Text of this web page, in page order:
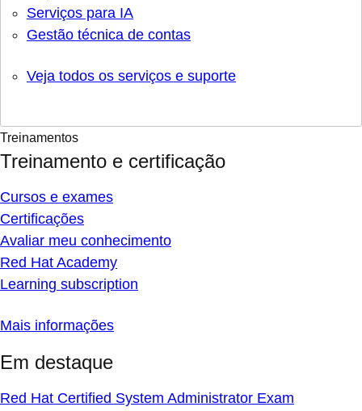
Serviços para IA
Gestão técnica de contas
Veja todos os serviços e suporte
Treinamentos
Treinamento e certificação
Cursos e exames
Certificações
Avaliar meu conhecimento
Red Hat Academy
Learning subscription
Mais informações
Em destaque
Red Hat Certified System Administrator Exam